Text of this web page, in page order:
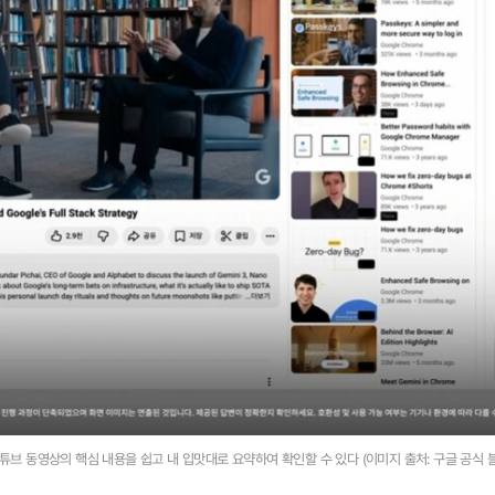
브 동영상의 핵심 내용을 쉽고 내 입맛대로 요약하여 확인할 수 있다 (이미지 출처: 구글 공식